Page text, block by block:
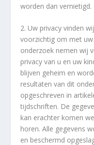
worden dan vernietigd.
2. Uw privacy vinden
voorzichtig om met
onderzoek nemen wij
privacy van u en uw
blijven geheim en
resultaten van dit
opgeschreven in
tijdschriften. De
kan erachter komen
horen. Alle gegevens
en beschermd